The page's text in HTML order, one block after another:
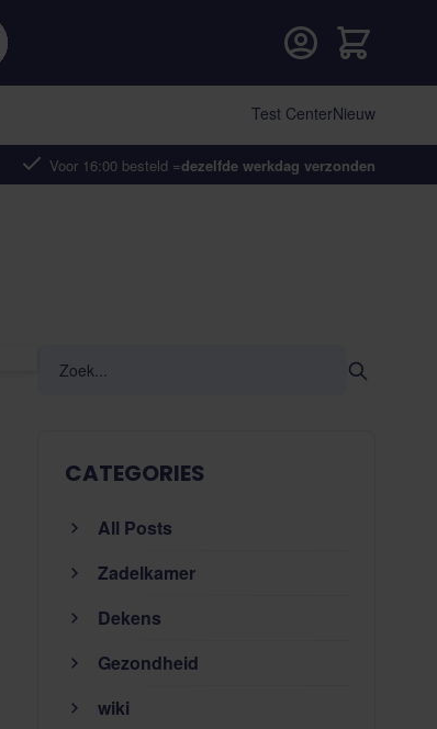
Voor 16:00 besteld =dezelfde werkdag verzonden
Cart
Test CenterNieuw
CATEGORIES
All Posts
Zadelkamer
Dekens
Gezondheid
wiki